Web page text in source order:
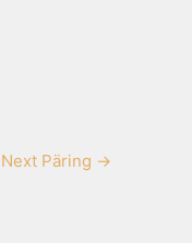
Next Päring →